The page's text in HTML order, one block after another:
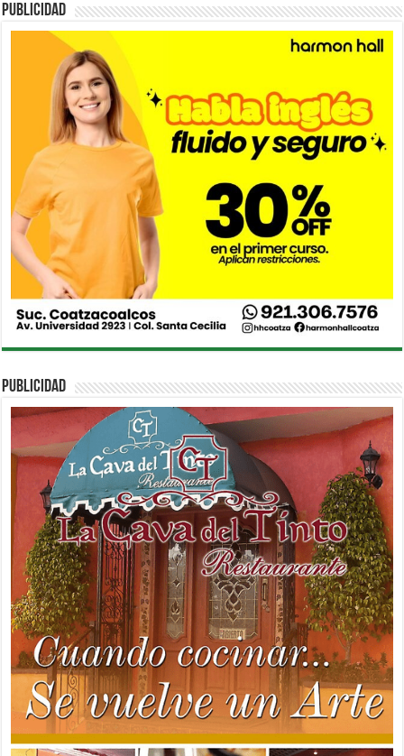
PUBLICIDAD
PUBLICIDAD